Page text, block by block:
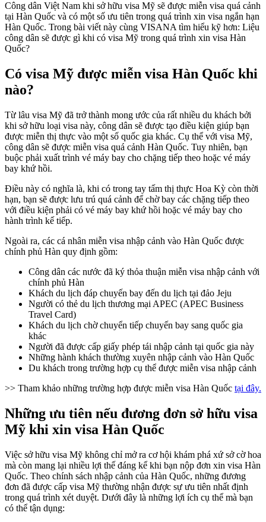
Công dân Việt Nam khi sở hữu visa Mỹ sẽ được miễn visa quá cảnh
tại Hàn Quốc và có một số ưu tiên trong quá trình xin visa ngắn hạn
Hàn Quốc. Trong bài viết này cùng VISANA tìm hiểu kỹ hơn: Liệu
công dân sẽ được gì khi có visa Mỹ trong quá trình xin visa Hàn
Quốc?
Có visa Mỹ được miễn visa Hàn Quốc khi
nào?
Từ lâu visa Mỹ đã trở thành mong ước của rất nhiều du khách bởi
khi sở hữu loại visa này, công dân sẽ được tạo điều kiện giúp bạn
được miễn thị thực vào một số quốc gia khác. Cụ thể với visa Mỹ,
công dân sẽ được miễn visa quá cảnh Hàn Quốc. Tuy nhiên, bạn
buộc phải xuất trình vé máy bay cho chặng tiếp theo hoặc vé máy
bay khứ hồi.
Điều này có nghĩa là, khi có trong tay tấm thị thực Hoa Kỳ còn thời
hạn, bạn sẽ được lưu trú quá cảnh để chờ bay các chặng tiếp theo
với điều kiện phải có vé máy bay khứ hồi hoặc vé máy bay cho
hành trình kế tiếp.
Ngoài ra, các cá nhân miễn visa nhập cảnh vào Hàn Quốc được
chính phủ Hàn quy định gồm:
Công dân các nước đã ký thỏa thuận miễn visa nhập cảnh với
chính phủ Hàn
Khách du lịch đáp chuyến bay đến du lịch tại đảo Jeju
Người có thẻ du lịch thương mại APEC (APEC Business
Travel Card)
Khách du lịch chờ chuyển tiếp chuyến bay sang quốc gia
khác
Người đã được cấp giấy phép tái nhập cảnh tại quốc gia này
Những hành khách thường xuyên nhập cảnh vào Hàn Quốc
Du khách trong trường hợp cụ thể được miễn visa nhập cảnh
>> Tham khảo những trường hợp được miễn visa Hàn Quốc tại đây.
Những ưu tiên nếu đương đơn sở hữu visa
Mỹ khi xin visa Hàn Quốc
Việc sở hữu visa Mỹ không chỉ mở ra cơ hội khám phá xứ sở cờ hoa
mà còn mang lại nhiều lợi thế đáng kể khi bạn nộp đơn xin visa Hàn
Quốc. Theo chính sách nhập cảnh của Hàn Quốc, những đương
đơn đã được cấp visa Mỹ thường nhận được sự ưu tiên nhất định
trong quá trình xét duyệt. Dưới đây là những lợi ích cụ thể mà bạn
có thể tận dụng: